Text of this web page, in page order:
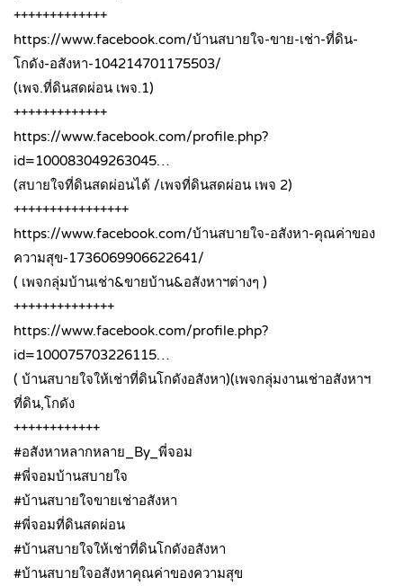
+++++++++++++
https://www.facebook.com/บ้านสบายใจ-ขาย-เช่า-ที่ดิน-
โกดัง-อสังหา-104214701175503/
(เพจ.ที่ดินสดผ่อน เพจ.1)
+++++++++++++
https://www.facebook.com/profile.php?
id=100083049263045…
(สบายใจที่ดินสดผ่อนได้ /เพจที่ดินสดผ่อน เพจ 2)
++++++++++++++++
https://www.facebook.com/บ้านสบายใจ-อสังหา-คุณค่าของ
ความสุข-1736069906622641/
( เพจกลุ่มบ้านเช่า&ขายบ้าน&อสังหาฯต่างๆ )
++++++++++++++
https://www.facebook.com/profile.php?
id=100075703226115…
( บ้านสบายใจให้เช่าที่ดินโกดังอสังหา)(เพจกลุ่มงานเช่าอสังหาฯ
ที่ดิน,โกดัง
++++++++++++
#อสังหาหลากหลาย_By_พี่จอม
#พี่จอมบ้านสบายใจ
#บ้านสบายใจขายเช่าอสังหา
#พี่จอมที่ดินสดผ่อน
#บ้านสบายใจให้เช่าที่ดินโกดังอสังหา
#บ้านสบายใจอสังหาคุณค่าของความสุข